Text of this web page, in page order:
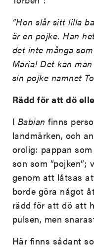
”Hon slår sitt lilla
är en pojke. Han
det inte många
Maria! Det kan
sin pojke namnet
Rädd för att dö
I Babian finns
landmärken, och
orolig: pappan
son som ”pojken”;
genom att låtsas
borde göra något
rädd för att dö att
pulsen, men
Här finns sådant